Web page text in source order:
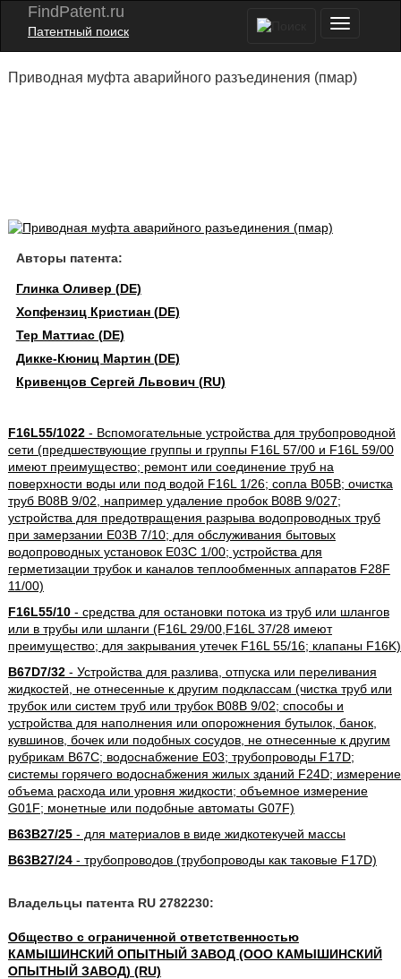
FindPatent.ru
Патентный поиск
Приводная муфта аварийного разъединения (пмар)
Авторы патента:
Глинка Оливер (DE)
Хопфензиц Кристиан (DE)
Тер Маттиас (DE)
Дикке-Кюниц Мартин (DE)
Кривенцов Сергей Львович (RU)
F16L55/1022- Вспомогательные устройства для трубопроводной
сети (предшествующие группы и группы F16L 57/00 и F16L 59/00
имеют преимущество; ремонт или соединение труб на
поверхности воды или под водой F16L 1/26; сопла B05B; очистка
труб B08B 9/02, например удаление пробок B08B 9/027;
устройства для предотвращения разрыва водопроводных труб
при замерзании E03B 7/10; для обслуживания бытовых
водопроводных установок E03C 1/00; устройства для
герметизации трубок и каналов теплообменных аппаратов F28F
11/00)
F16L55/10- средства для остановки потока из труб или шлангов
или в трубы или шланги (F16L 29/00,F16L 37/28 имеют
преимущество; для закрывания утечек F16L 55/16; клапаны F16K)
B67D7/32- Устройства для разлива, отпуска или переливания
жидкостей, не отнесенные к другим подклассам (чистка труб или
трубок или систем труб или трубок B08B 9/02; способы и
устройства для наполнения или опорожнения бутылок, банок,
кувшинов, бочек или подобных сосудов, не отнесенные к другим
рубрикам B67C; водоснабжение E03; трубопроводы F17D;
системы горячего водоснабжения жилых зданий F24D; измерение
объема расхода или уровня жидкости; объемное измерение
G01F; монетные или подобные автоматы G07F)
B63B27/25- для материалов в виде жидкотекучей массы
B63B27/24- трубопроводов (трубопроводы как таковые F17D)
Владельцы патента RU 2782230:
Общество с ограниченной ответственностью
КАМЫШИНСКИЙ ОПЫТНЫЙ ЗАВОД (ООО КАМЫШИНСКИЙ
ОПЫТНЫЙ ЗАВОД) (RU)